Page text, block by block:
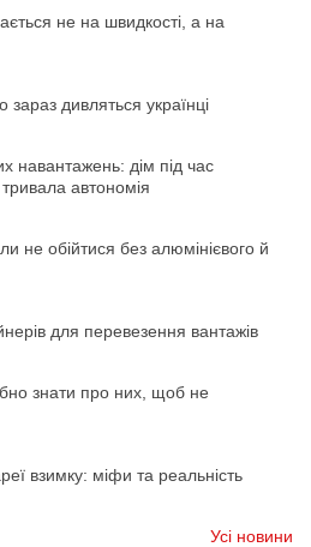
не на швидкості, а на
дивляться українці
навантажень: дім під час
автономія
не обійтися без алюмінієвого й
для перевезення вантажів
знати про них, щоб не
взимку: міфи та реальність
Усі новини